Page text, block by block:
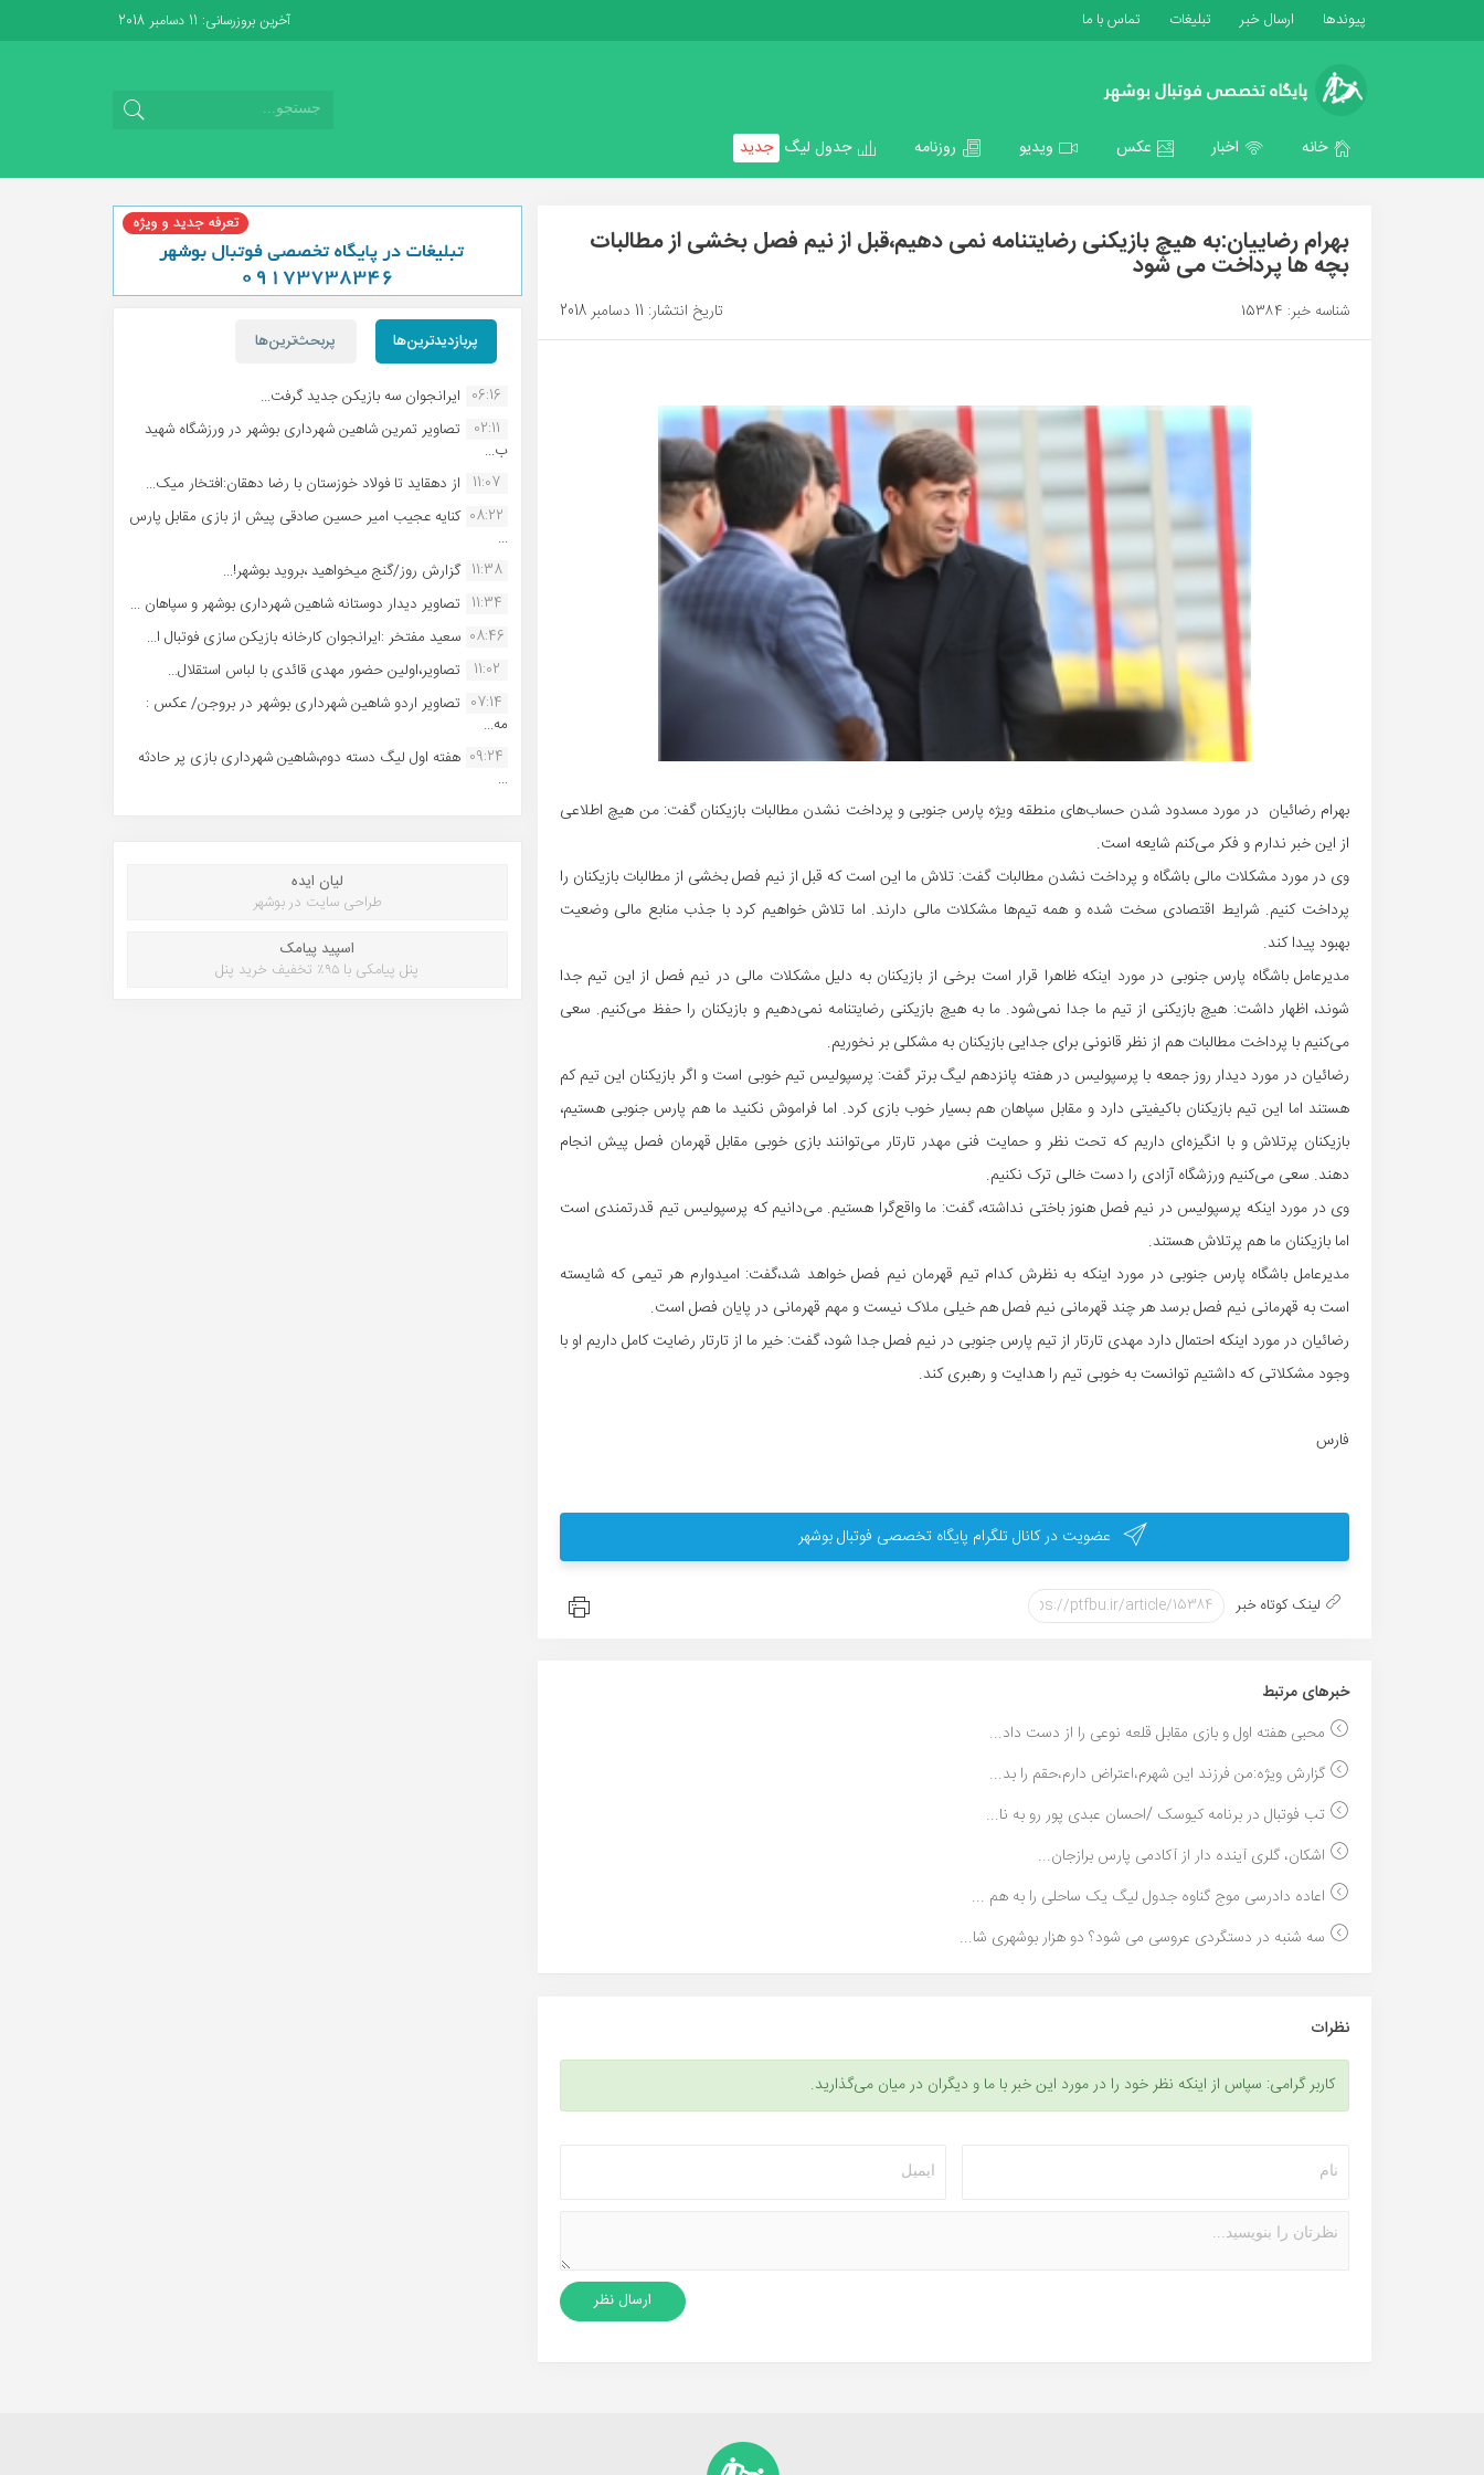
پیوندها ارسال خبر تبلیغات تماس با ما آخرین بروزرسانی: 11 دسامبر 2018
خانه اخبار عکس ویدیو روزنامه جدول لیگ جدید
بهرام رضاییان:به هیچ بازیکنی رضایتنامه نمی دهیم،قبل از نیم فصل بخشی از مطالبات
بچه ها پرداخت می شود
شناسه خبر: 15384 تاریخ انتشار: 11 دسامبر 2018
بهرام رضائیان در مورد مسدود شدن حساب‌های منطقه ویژه پارس جنوبی و پرداخت نشدن مطالبات بازیکنان گفت: من هیچ اطلاعی
از این خبر ندارم و فکر می‌کنم شایعه است.
وی در مورد مشکلات مالی باشگاه و پرداخت نشدن مطالبات گفت:‌ تلاش ما این است که قبل از نیم فصل بخشی از مطالبات بازیکنان را
پرداخت کنیم. شرایط اقتصادی سخت شده و همه تیم‌ها مشکلات مالی دارند. اما تلاش خواهیم کرد با جذب منابع مالی وضعیت
بهبود پیدا کند.
مدیرعامل باشگاه پارس جنوبی در مورد اینکه ظاهرا قرار است برخی از بازیکنان به دلیل مشکلات مالی در نیم فصل از این تیم جدا
شوند، اظهار داشت: هیچ بازیکنی از تیم ما جدا نمی‌شود. ما به هیچ بازیکنی رضایتنامه نمی‌دهیم و بازیکنان را حفظ می‌کنیم. سعی
می‌کنیم با پرداخت مطالبات هم از نظر قانونی برای جدایی بازیکنان به مشکلی بر نخوریم.
رضائیان در مورد دیدار روز جمعه با پرسپولیس در هفته پانزدهم لیگ برتر گفت: پرسپولیس تیم خوبی است و اگر بازیکنان این تیم کم
هستند اما این تیم بازیکنان باکیفیتی دارد و مقابل سپاهان هم بسیار خوب بازی کرد. اما فراموش نکنید ما هم پارس جنوبی هستیم،
بازیکنان پرتلاش و با انگیزه‌ای داریم که تحت نظر و حمایت فنی مهدر تارتار می‌توانند بازی خوبی مقابل قهرمان فصل پیش انجام
دهند. سعی می‌کنیم ورزشگاه آزادی را دست خالی ترک نکنیم.
وی در مورد اینکه پرسپولیس در نیم فصل هنوز باختی نداشته، گفت:‌ ما واقع‌گرا هستیم. می‌دانیم که پرسپولیس تیم قدرتمندی است
اما بازیکنان ما هم پرتلاش هستند.
مدیرعامل باشگاه پارس جنوبی در مورد اینکه به نظرش کدام تیم قهرمان نیم فصل خواهد شد،‌گفت: امیدوارم هر تیمی که شایسته
است به قهرمانی نیم فصل برسد هر چند قهرمانی نیم فصل هم خیلی ملاک نیست و مهم قهرمانی در پایان فصل است.
رضائیان در مورد اینکه احتمال دارد مهدی تارتار از تیم پارس جنوبی در نیم فصل جدا شود، گفت: خیر ما از تارتار رضایت کامل داریم او با
وجود مشکلاتی که داشتیم توانست به خوبی تیم را هدایت و رهبری کند.
فارس
عضویت در کانال تلگرام پایگاه تخصصی فوتبال بوشهر
لینک کوتاه خبر
خبر‌های مرتبط
محبی هفته اول و بازی مقابل قلعه نوعی را از دست داد...
گزارش ویژه:من فرزند این شهرم،اعتراض دارم،حقم را بد...
تب فوتبال در برنامه کیوسک /احسان عبدی پور رو به نا...
اشکان، گلری آینده دار از آکادمی پارس برازجان...
اعاده دادرسی موج گناوه جدول لیگ یک ساحلی را به هم ...
سه شنبه در دستگردی عروسی می شود؟ دو هزار بوشهری شا...
نظرات
کاربر گرامی: سپاس از اینکه نظر خود را در مورد این خبر با ما و دیگران در میان می‌گذارید.
پربازدیدترین‌ها پربحث‌ترین‌ها
06:16 ایرانجوان سه بازیکن جدید گرفت...
02:11
تصاویر تمرین شاهین شهردارى بوشهر در ورزشگاه شهید
ب...
11:07 از دهقاید تا فولاد خوزستان با رضا دهقان:افتخار میک...
08:22 کنایه عجیب امیر حسین صادقی پیش از بازی مقابل پارس
...
11:38 گزارش روز/گنج میخواهید ،بروید بوشهر!...
11:34 تصاویر دیدار دوستانه شاهین شهردارى بوشهر و سپاهان ...
08:46 سعید مفتخر :ایرانجوان کارخانه بازیکن سازی فوتبال ا...
11:02
تصاویر،اولین حضور مهدی قائدی با لباس استقلال...
07:14 تصاویر اردو شاهین شهرداری بوشهر در بروجن/ عکس :
مه...
09:24 هفته اول لیگ دسته دوم،شاهین شهرداری بازی پر حادثه
...
لیان ایده
طراحی سایت در بوشهر
اسپید پیامک
پنل پیامکی با ۹۵٪ تخفیف خرید پنل